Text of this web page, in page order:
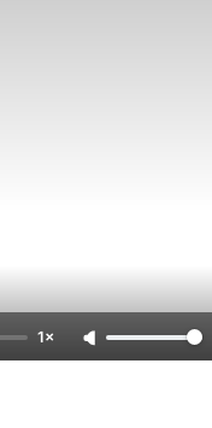
1×